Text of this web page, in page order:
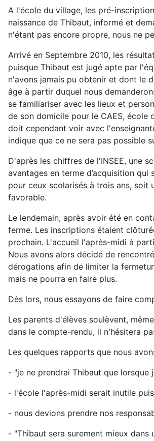
A l'école du village, les pré-
naissance de Thibaut, informé et
n'étant pas encore propre, nous ne
Arrivé en Septembre 2010, les
puisque Thibaut est jugé apte par
n'avons jamais pu obtenir et dont le
âge à partir duquel nous
se familiariser avec les lieux et
de son domicile pour le CAES, école
doit cependant voir avec
indique que ce ne sera pas possible
D'après les chiffres de l'INSEE, une
avantages en terme d’acquisition qui
pour ceux scolarisés à trois ans, soit
favorable.
Le lendemain, après avoir été en
ferme. Les inscriptions étaient
prochain. L'accueil l'après-midi à
Nous avons alors décidé de
dérogations afin de limiter la
mais ne pourra en faire plus.
Dès lors, nous essayons de faire
Les parents d'élèves soulèvent,
dans le compte-rendu, il n'hésitera
Les quelques rapports que nous
- "je ne prendrai Thibaut que lorsque
- l'école l'après-midi serait inutile
- nous devions prendre nos
- "Thibaut sera surement mieux dans